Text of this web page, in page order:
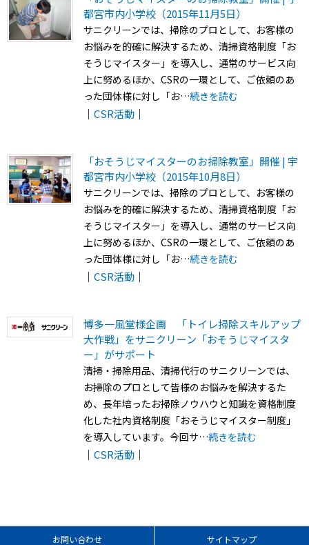
都宮市内小学校（2015年11月5日）
サニクリーンでは、掃除のプロとして、お客様の
お悩みを的確に解決するため、清掃資格制度「お
そうじマイスター」を導入し、通常のサービス向
上に努めるほか、CSRの一環として、ご依頼のあ
った団体様に対し「お…続きを読む
｜ CSR活動 ｜
「おそうじマイスターのお掃除教室」開催 | 宇
都宮市内小学校（2015年10月8日）
サニクリーンでは、掃除のプロとして、お客様の
お悩みを的確に解決するため、清掃資格制度「お
そうじマイスター」を導入し、通常のサービス向
上に努めるほか、CSRの一環として、ご依頼のあ
った団体様に対し「お…続きを読む
｜ CSR活動 ｜
博多一風堂様企画 「トイレ掃除スキルアップ
大作戦」をサニクリーン「おそうじマイスタ
ー」がサポート
清掃・掃除用品、清掃代行のサニクリーンでは、
お掃除のプロとして皆様のお悩みを解決するた
め、長年培ったお掃除ノウハウと知識を資格制度
化した社内資格制度「おそうじマイスター制度」
を導入しています。今回サ…続きを読む
｜ CSR活動 ｜
お問い合わせ サイトマップ